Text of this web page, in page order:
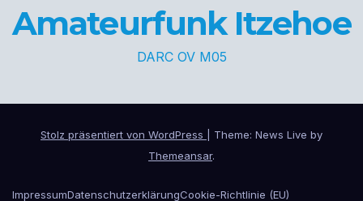
Amateurfunk Itzehoe
DARC OV M05
Stolz präsentiert von WordPress
Theme: News Live by
Themeansar.
ImpressumDatenschutzerklärungCookie-Richtlinie (EU)